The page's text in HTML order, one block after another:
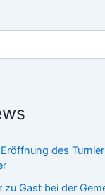
des
zu Gast bei der